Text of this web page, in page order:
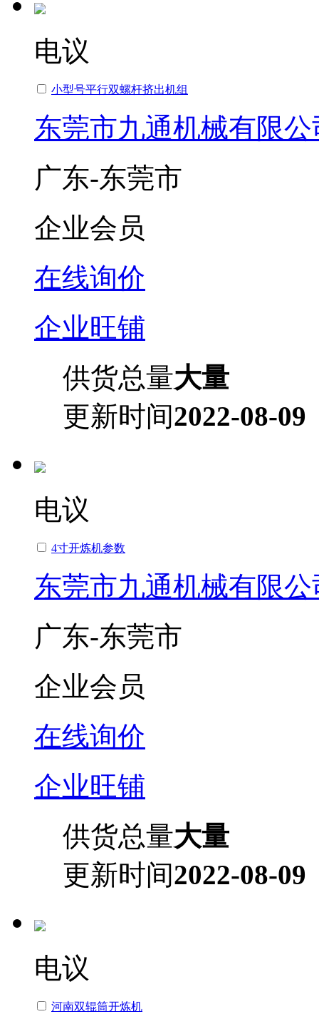
电议
小型号平行双螺杆挤出机组
东莞市九通机械有限公
广东-东莞市
企业会员
在线询价
企业旺铺
供货总量大量
更新时间2022-08-09
电议
4寸开炼机参数
东莞市九通机械有限公
广东-东莞市
企业会员
在线询价
企业旺铺
供货总量大量
更新时间2022-08-09
电议
河南双辊筒开炼机